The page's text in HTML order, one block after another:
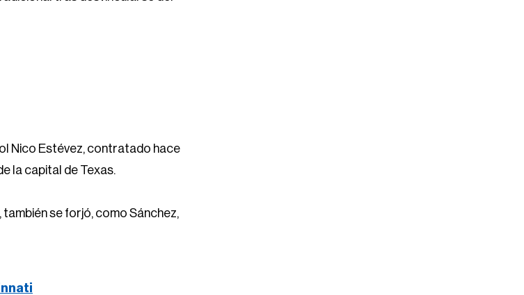
Nico Estévez, contratado hace
la capital de Texas.
se forjó, como Sánchez,